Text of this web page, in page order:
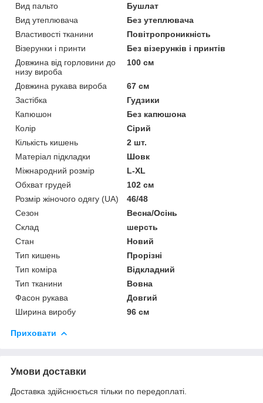
Вид пальто
Бушлат
Вид утеплювача
Без утеплювача
Властивості тканини
Повітропроникність
Візерунки і принти
Без візерунків і принтів
Довжина від горловини до
низу вироба
100 см
Довжина рукава вироба
67 см
Застібка
Гудзики
Капюшон
Без капюшона
Колір
Сірий
Кількість кишень
2 шт.
Матеріал підкладки
Шовк
Міжнародний розмір
L-XL
Обхват грудей
102 см
Розмір жіночого одягу (UA)
46/48
Сезон
Весна/Осінь
Склад
шерсть
Стан
Новий
Тип кишень
Прорізні
Тип коміра
Відкладний
Тип тканини
Вовна
Фасон рукава
Довгий
Ширина виробу
96 см
Приховати
Умови доставки
Доставка здійснюється тільки по передоплаті.